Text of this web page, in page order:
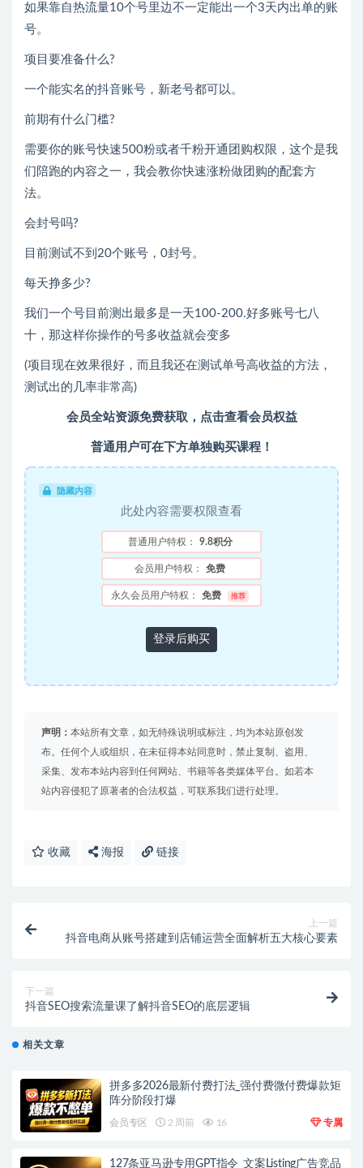
如果靠自热流量10个号里边不一定能出一个3天内出单的账
号。
项目要准备什么?
一个能实名的抖音账号，新老号都可以。
前期有什么门槛?
需要你的账号快速500粉或者千粉开通团购权限，这个是我
们陪跑的内容之一，我会教你快速涨粉做团购的配套方
法。
会封号吗?
目前测试不到20个账号，0封号。
每天挣多少?
我们一个号目前测出最多是一天100-200.好多账号七八
十，那这样你操作的号多收益就会变多
(项目现在效果很好，而且我还在测试单号高收益的方法，
测试出的几率非常高)
会员全站资源免费获取，点击查看会员权益
普通用户可在下方单独购买课程！
隐藏内容
此处内容需要权限查看
普通用户特权： 9.8积分
会员用户特权： 免费
永久会员用户特权： 免费 推荐
登录后购买
声明： 本站所有文章，如无特殊说明或标注，均为本站原创发
布。任何个人或组织，在未征得本站同意时，禁止复制、盗用、
采集、发布本站内容到任何网站、书籍等各类媒体平台。如若本
站内容侵犯了原著者的合法权益，可联系我们进行处理。
收藏 海报 链接
上一篇
抖音电商从账号搭建到店铺运营全面解析五大核心要素
下一篇
抖音SEO搜索流量课了解抖音SEO的底层逻辑
相关文章
拼多多2026最新付费打法_强付费微付费爆款矩
阵分阶段打爆
会员专区 2 周前 16 专属
127条亚马逊专用GPT指令_文案Listing广告竞品